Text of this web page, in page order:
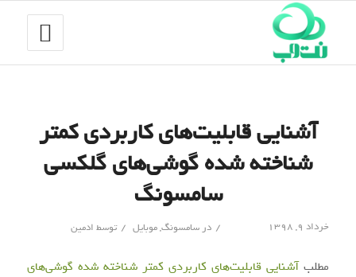
آشنایی قابلیت‌های کاربردی کمتر
شناخته شده گوشی‌های گلکسی
سامسونگ
خرداد ۹, ۱۳۹۸ / درسامسونگ,موبایل / توسط ادمین
مطلبآشنایی قابلیت‌های کاربردی کمتر شناخته شده گوشی‌های